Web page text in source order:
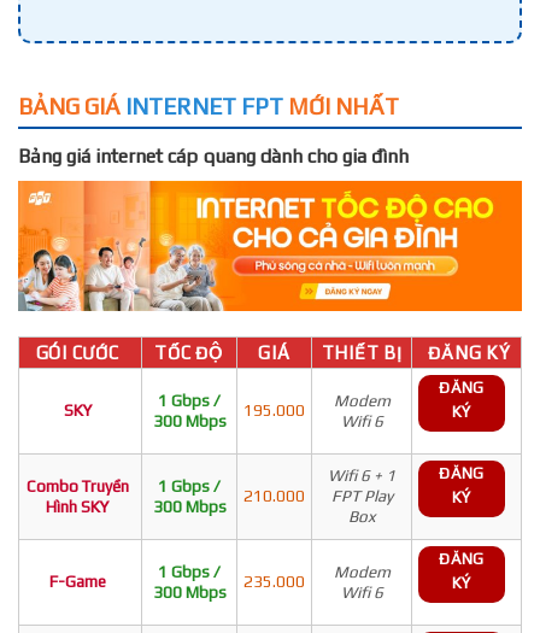
BẢNG GIÁ INTERNET FPT MỚI NHẤT
Bảng giá internet cáp quang dành cho gia đình
GÓI CƯỚC TỐC ĐỘ GIÁ THIẾT BỊ ĐĂNG KÝ
SKY
1 Gbps /
300 Mbps
195.000
Modem
Wifi 6
ĐĂNG
KÝ
Combo Truyền
Hình SKY
1 Gbps /
300 Mbps
210.000
Wifi 6 + 1
FPT Play
Box
ĐĂNG
KÝ
F-Game
1 Gbps /
300 Mbps
235.000
Modem
Wifi 6
ĐĂNG
KÝ